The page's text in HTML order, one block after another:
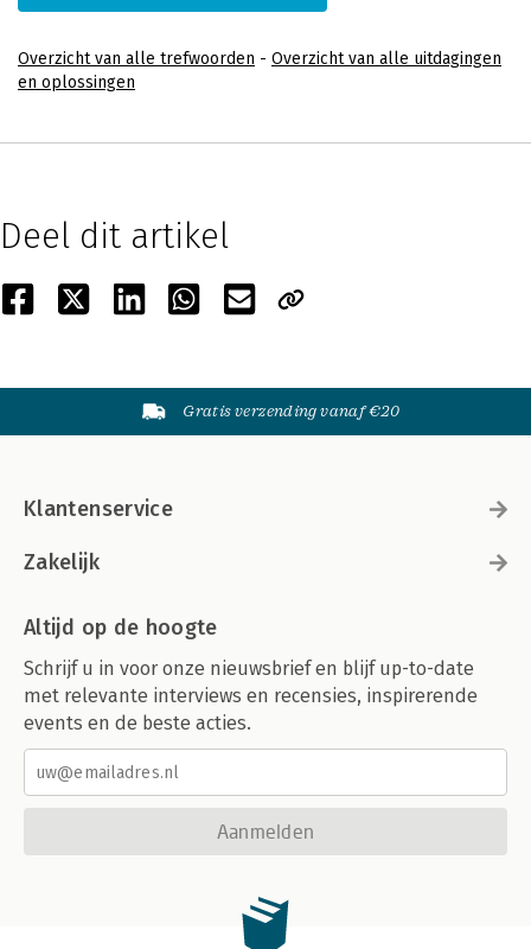
Overzicht van alle trefwoorden - Overzicht van alle uitdagingen
en oplossingen
Deel dit artikel
Gratis verzending vanaf €20
Klantenservice
Zakelijk
Altijd op de hoogte
Schrijf u in voor onze nieuwsbrief en blijf up-to-date
met relevante interviews en recensies, inspirerende
events en de beste acties.
Aanmelden